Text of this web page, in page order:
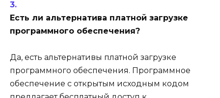
Есть ли альтернатива платной загрузке
программного обеспечения?
Да, есть альтернативы платной загрузке
программного обеспечения. Программное
обеспечение с открытым исходным кодом